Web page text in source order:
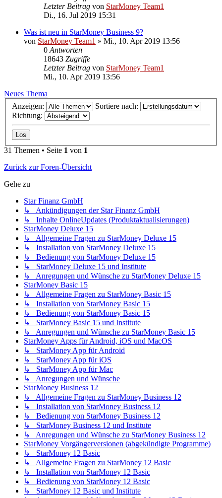
Letzter Beitrag von StarMoney Team1
Di., 16. Jul 2019 15:31
Was ist neu in StarMoney Business 9?
von StarMoney Team1 » Mi., 10. Apr 2019 13:56
0 Antworten
18643 Zugriffe
Letzter Beitrag von StarMoney Team1
Mi., 10. Apr 2019 13:56
Neues Thema
Anzeigen:
Sortiere nach:
Richtung:
31 Themen • Seite 1 von 1
Zurück zur Foren-Übersicht
Gehe zu
Star Finanz GmbH
↳ Ankündigungen der Star Finanz GmbH
↳ Inhalte OnlineUpdates (Produktaktualisierungen)
StarMoney Deluxe 15
↳ Allgemeine Fragen zu StarMoney Deluxe 15
↳ Installation von StarMoney Deluxe 15
↳ Bedienung von StarMoney Deluxe 15
↳ StarMoney Deluxe 15 und Institute
↳ Anregungen und Wünsche zu StarMoney Deluxe 15
StarMoney Basic 15
↳ Allgemeine Fragen zu StarMoney Basic 15
↳ Installation von StarMoney Basic 15
↳ Bedienung von StarMoney Basic 15
↳ StarMoney Basic 15 und Institute
↳ Anregungen und Wünsche zu StarMoney Basic 15
StarMoney Apps für Android, iOS und MacOS
↳ StarMoney App für Android
↳ StarMoney App für iOS
↳ StarMoney App für Mac
↳ Anregungen und Wünsche
StarMoney Business 12
↳ Allgemeine Fragen zu StarMoney Business 12
↳ Installation von StarMoney Business 12
↳ Bedienung von StarMoney Business 12
↳ StarMoney Business 12 und Institute
↳ Anregungen und Wünsche zu StarMoney Business 12
StarMoney Vorgängerversionen (abgekündigte Programme)
↳ StarMoney 12 Basic
↳ Allgemeine Fragen zu StarMoney 12 Basic
↳ Installation von StarMoney 12 Basic
↳ Bedienung von StarMoney 12 Basic
↳ StarMoney 12 Basic und Institute